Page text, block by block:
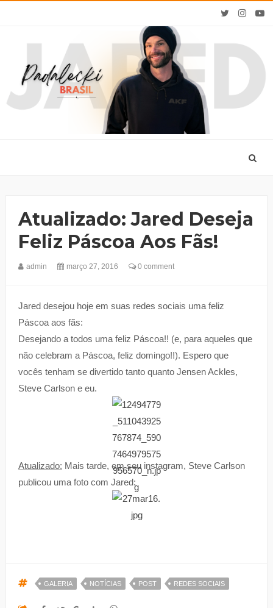
Atualizado: Jared Deseja
Feliz Páscoa Aos Fãs!
admin março 27, 2016 0 comment
Jared desejou hoje em suas redes sociais uma feliz
Páscoa aos fãs:
Desejando a todos uma feliz Páscoa!! (e, para aqueles que
não celebram a Páscoa, feliz domingo!!). Espero que
vocês tenham se divertido tanto quanto Jensen Ackles,
Steve Carlson e eu.
Atualizado: Mais tarde, em seu instagram, Steve Carlson
publicou uma foto com Jared:
GALERIA NOTÍCIAS POST REDES SOCIAIS